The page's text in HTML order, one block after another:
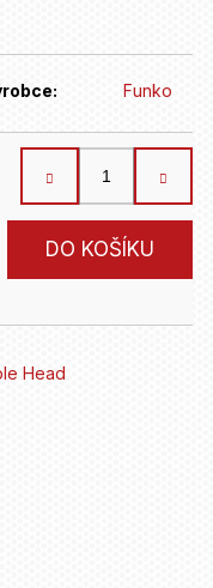
Funko
DO KOŠÍKU
Head